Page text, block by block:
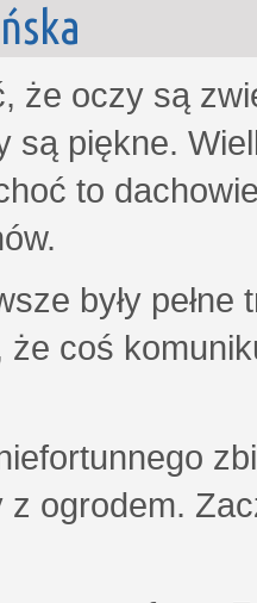
że oczy są
są piękne.
to
były
że coś
z ogrodem.